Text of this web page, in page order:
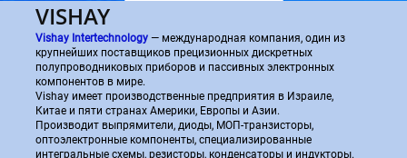
участник выставки
EXPOELECTRONICA
Напишите нам!
VISHAY
Vishay Intertechnology — международная компания, один из
крупнейших поставщиков прецизионных дискретных
полупроводниковых приборов и пассивных электронных
компонентов в мире.
Vishay имеет производственные предприятия в Израиле,
Китае и пяти странах Америки, Европы и Азии.
Производит выпрямители, диоды, МОП-транзисторы,
оптоэлектронные компоненты, специализированные
интегральные схемы, резисторы, конденсаторы и индукторы.